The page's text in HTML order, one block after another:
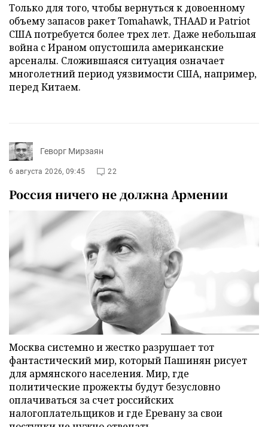
Только для того, чтобы вернуться к довоенному
объему запасов ракет Tomahawk, THAAD и Patriot
США потребуется более трех лет. Даже небольшая
война с Ираном опустошила американские
арсеналы. Сложившаяся ситуация означает
многолетний период уязвимости США, например,
перед Китаем.
Геворг Мирзаян
6 августа 2026, 09:45 22
Россия ничего не должна Армении
Москва системно и жестко разрушает тот
фантастический мир, который Пашинян рисует
для армянского населения. Мир, где
политические прожекты будут безусловно
оплачиваться за счет российских
налогоплательщиков и где Еревану за свои